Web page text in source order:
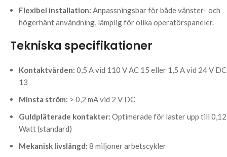
Flexibel installation: Anpassningsbar för både vänster- och
högerhänt användning, lämplig för olika operatörspaneler.
Tekniska specifikationer
Kontaktvärden: 0,5 A vid 110 V AC 15 eller 1,5 A vid 24 V DC
13
Minsta ström: > 0,2 mA vid 2 V DC
Guldpläterade kontakter: Optimerade för laster upp till 0,12
Watt (standard)
Mekanisk livslängd: 8 miljoner arbetscykler